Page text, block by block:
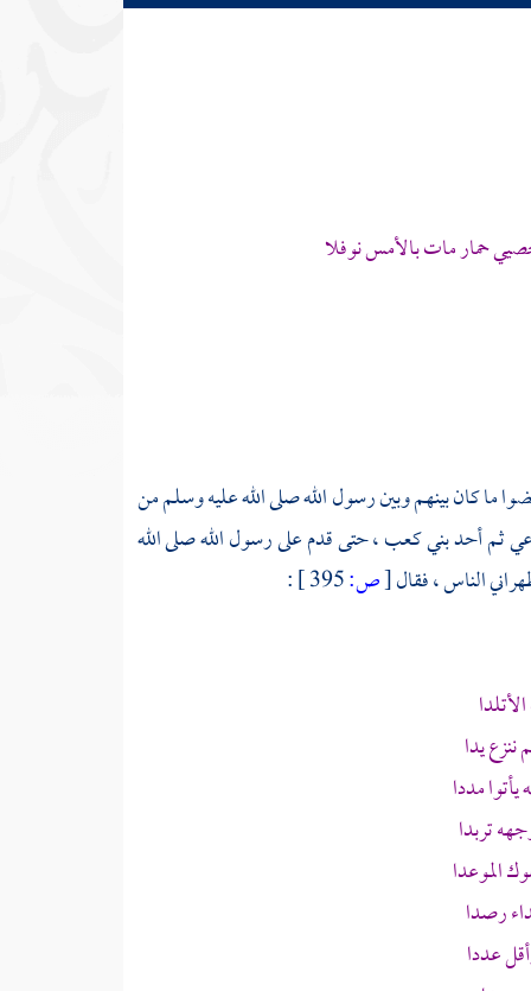
حمار مات بالأمس نوفلا
ما كان بينهم وبين رسول الله صلى الله عليه وسلم من
ثم أحدبني كعب، حتى قدم على رسول الله صلى الله
الناس ، فقال[ص: :
يدا
مددا
تربدا
الموعدا
رصدا
عددا